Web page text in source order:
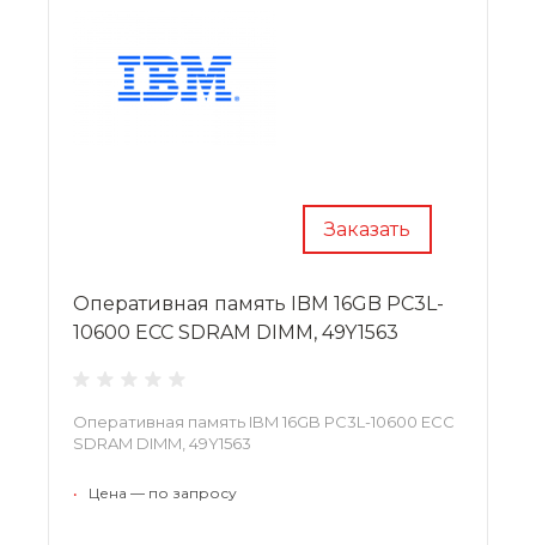
Заказать
Оперативная память IBM 16GB PC3L-
10600 ECC SDRAM DIMM, 49Y1563
Оперативная память IBM 16GB PC3L-10600 ECC
SDRAM DIMM, 49Y1563
• Цена — по запросу